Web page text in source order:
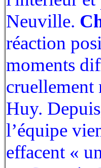
Neuville.
réaction
moments
cruellement
Huy.
l’équipe
effacent «